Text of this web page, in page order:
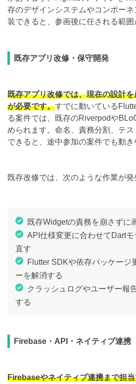
存のデザインシステムやコンポー
装できると、参画後に任される範囲
既存アプリ改修・保守開発
既存アプリ改修では、現在の設計
が必要です。すでに動いている
る案件では、既存のRiverpodや
められます。命名、責務分割、テ
できると、途中参加の案件でも動き
既存改修では、次のような作業が発
既存Widgetの責務を崩さずに
API仕様変更に合わせてDart
直す
Flutter SDKや依存パッケージ
ーを解消する
クラッシュログやユーザー報
する
Firebase・API・ネイティブ連携
Firebaseやネイティブ連携まで担